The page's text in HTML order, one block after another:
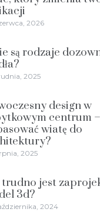
2026
są rodzaje
2025
design w
centrum
wiatę do
2025
trudno jest
3d?
2024